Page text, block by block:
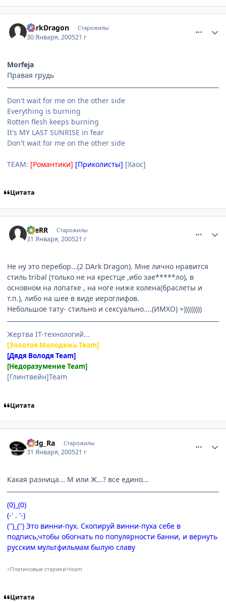
DarkDragon Старожилы
30 Января, 200521 г
Morfeja
Правая грудь
Don't wait for me on the other side
Everything is burning
Rotten flesh keeps burning
It's MY LAST SUNRISE in fear
Don't wait for me on the other side
TEAM: [Романтики] [Приколисты] [Хаос]
Цитата
ZveRR Старожилы
31 Января, 200521 г
Не ну это перебор...(2 DArk Dragon). Мне лично нравится
стиль tribal (только не на крестце ,ибо зае*****ло), в
основном на лопатке , на ноге ниже колена(браслеты и
т.п.), либо на шее в виде иероглифов.
Небольшое тату- стильно и сексуально....(ИМХО) =)))))))))
Жертва IT-технологий...
[Золотая Молодежь Team]
[Дядя Володя Team]
[Недоразумение Team]
[Глинтвейн]Team
Цитата
Hidg_Ra Старожилы
31 Января, 200521 г
Какая разница... М или Ж...? все едино...
(0)_(0)
(-' . '-)
('')_('') Это винни-пух. Скопируй винни-пуха себе в
подпись,чтобы обогнать по популярности банни, и вернуть
русским мультфильмам былую славу
<Платиновые старики>team
Цитата